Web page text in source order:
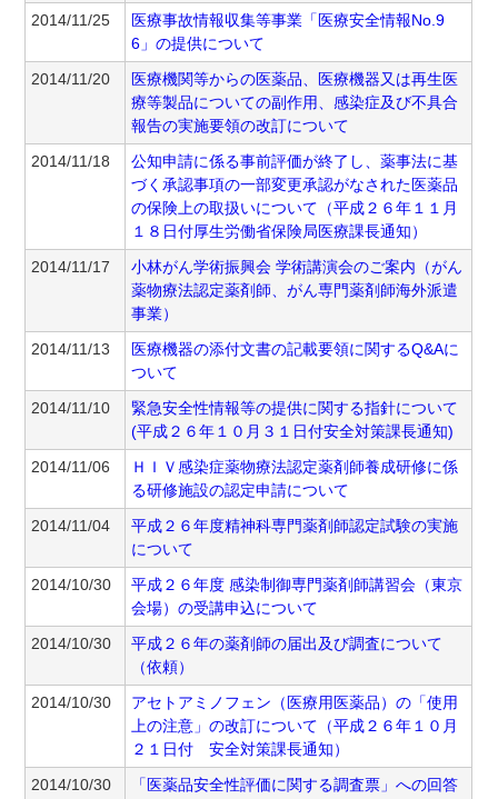
2014/11/25
医療事故情報収集等事業「医療安全情報No.9
6」の提供について
2014/11/20
医療機関等からの医薬品、医療機器又は再生医
療等製品についての副作用、感染症及び不具合
報告の実施要領の改訂について
2014/11/18
公知申請に係る事前評価が終了し、薬事法に基
づく承認事項の一部変更承認がなされた医薬品
の保険上の取扱いについて（平成２６年１１月
１８日付厚生労働省保険局医療課長通知）
2014/11/17
小林がん学術振興会 学術講演会のご案内（がん
薬物療法認定薬剤師、がん専門薬剤師海外派遣
事業）
2014/11/13
医療機器の添付文書の記載要領に関するQ&Aに
ついて
2014/11/10
緊急安全性情報等の提供に関する指針について
(平成２６年１０月３１日付安全対策課長通知)
2014/11/06
ＨＩＶ感染症薬物療法認定薬剤師養成研修に係
る研修施設の認定申請について
2014/11/04
平成２６年度精神科専門薬剤師認定試験の実施
について
2014/10/30
平成２６年度 感染制御専門薬剤師講習会（東京
会場）の受講申込について
2014/10/30
平成２６年の薬剤師の届出及び調査について
（依頼）
2014/10/30
アセトアミノフェン（医療用医薬品）の「使用
上の注意」の改訂について（平成２６年１０月
２１日付 安全対策課長通知）
2014/10/30
「医薬品安全性評価に関する調査票」への回答